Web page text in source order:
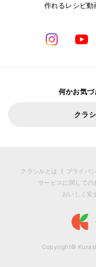
作れるレシピ動
何かお気づ
クラ
クラシルとは プライバ
サービスに関しての
おいしく安
Copyright©